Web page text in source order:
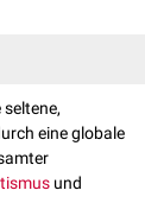
seltene,
eine globale
und